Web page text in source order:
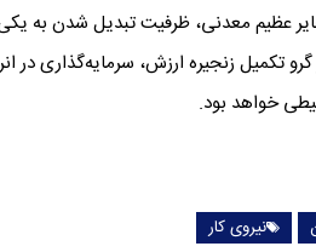
عظیم معدنی، ظرفیت تبدیل شدن به
تکمیل زنجیره ارزش، سرمایه‌گذاری
خواهد بود.
نیروی کار